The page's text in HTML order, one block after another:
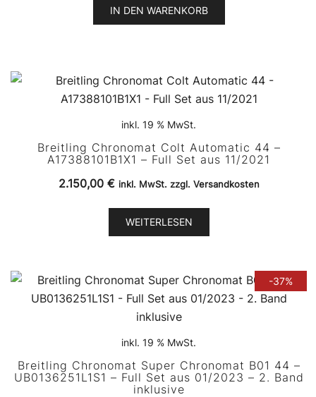
12.800,00 €7.680,00 €.
IN DEN WARENKORB
inkl. 19 % MwSt.
Breitling Chronomat Colt Automatic 44 –
A17388101B1X1 – Full Set aus 11/2021
2.150,00 € inkl. MwSt. zzgl. Versandkosten
WEITERLESEN
-37%
inkl. 19 % MwSt.
Breitling Chronomat Super Chronomat B01 44 –
UB0136251L1S1 – Full Set aus 01/2023 – 2. Band
inklusive